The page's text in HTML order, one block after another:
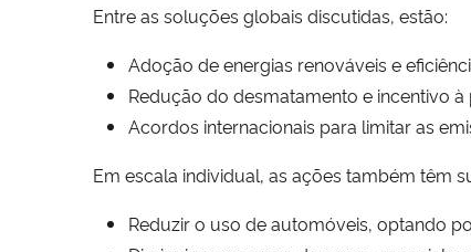
Entre as soluções globais discutidas, estão:
Adoção de energias renováveis e
Redução do desmatamento e incentivo
Acordos internacionais para limitar as
Em escala individual, as ações também têm
Reduzir o uso de automóveis, optando